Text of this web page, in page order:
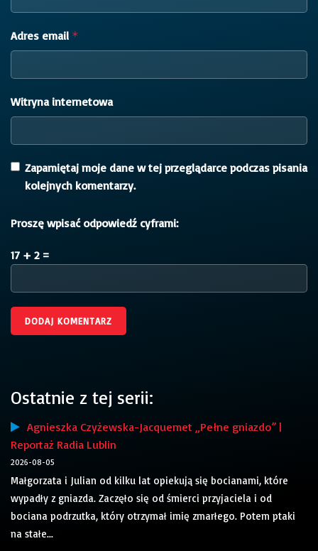
Adres email *
Witryna internetowa
Zapamiętaj moje dane w tej przeglądarce podczas pisania
kolejnych komentarzy.
Proszę wpisać odpowiedź cyframi:
17 + 2 =
Ostatnie z tej serii:
Agnieszka Czyżewska-Jacquemet „Pełne gniazdo” |
Reportaż Radia Lublin
2026-08-05
Małgorzata i Julian od kilku lat opiekują się bocianami, które
wypadły z gniazda. Zaczęło się od śmierci przyjaciela i od
bociana podrzutka, który otrzymał imię zmarłego. Potem ptaki
na stałe...